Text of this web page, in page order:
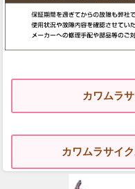
カワムラ
カワムラサイ